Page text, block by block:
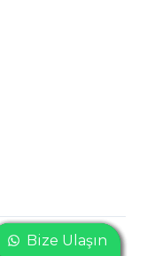
Saklıdır
Bize Ulaşın
Bize Ulaşın
Bize Ulaşın